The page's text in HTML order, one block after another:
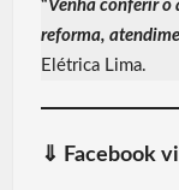
“Venha conferir o
reforma,
Elétrica Lima.
⇓ Facebook